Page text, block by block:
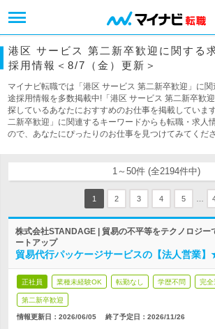
港区 サービス 第二新卒歓迎に関する
採用情報＜8/7（金）更新＞
マイナビ転職では「港区 サービス 第二新卒歓迎」に
途採用情報を多数掲載中!「港区 サービス 第二新卒歓
探しているあなたにおすすめのお仕事を掲載していま
二新卒歓迎」に関連するキーワードからも転職・求人
ので、あなたにぴったりのお仕事を見つけてみてくだ
1～50件 (全2194件中)
1 2 3 4 5
株式会社STANDAGE | 貿易の不平等をテクノロジー
ートアップ
貿易代行パッケージサービスの【法人営業
正社員 業種未経験OK 転勤なし 学歴不問 完全
第二新卒歓迎
情報更新日：2026/06/05 終了予定日： 2026/11/26